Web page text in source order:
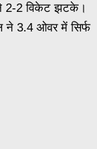
2-2 विकेट झटके।
ने 3.4 ओवर में सिर्फ